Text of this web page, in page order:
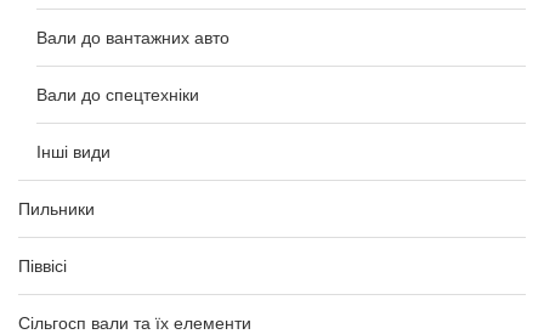
Вали до вантажних авто
Вали до спецтехніки
Інші види
Пильники
Піввісі
Сільгосп вали та їх елементи